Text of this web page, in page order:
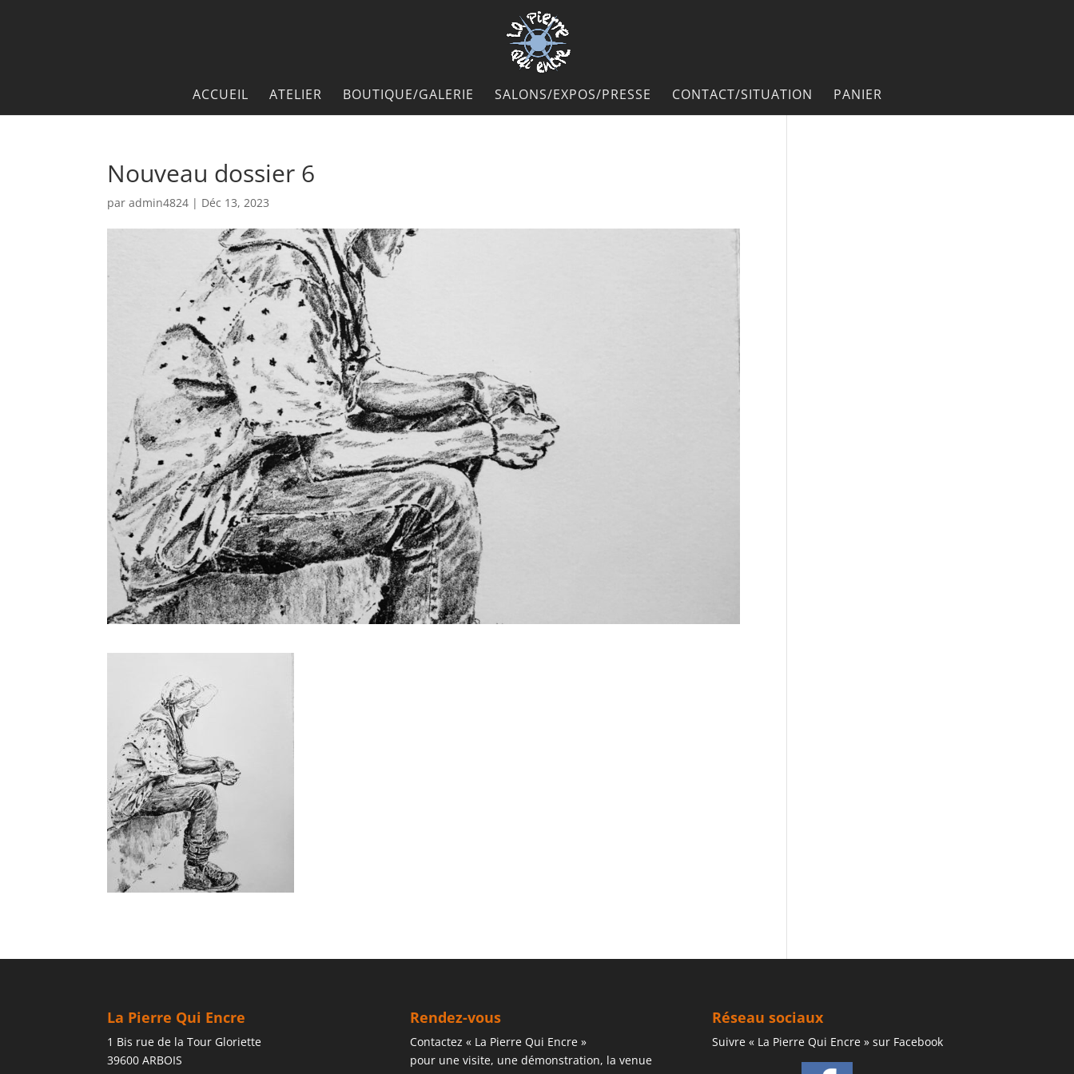
ACCUEIL ATELIER BOUTIQUE/GALERIE SALONS/EXPOS/PRESSE CONTACT/SITUATION PANIER
Nouveau dossier 6
paradmin4824 | Déc 13, 2023
La Pierre Qui Encre
1 Bis rue de la Tour Gloriette
39600 ARBOIS
Rendez-vous
Contactez « La Pierre Qui Encre »
pour une visite, une démonstration, la venue
Réseau sociaux
Suivre « La Pierre Qui Encre » sur Facebook